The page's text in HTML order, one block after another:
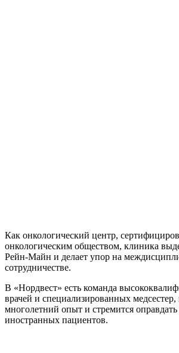
Как онкологический центр,
онкологическим обществом, клиника
Рейн-Майн и делает упор на
сотрудничестве.
В «Нордвест» есть команда
врачей и специализированных медсестер,
многолетний опыт и стремится
иностранных пациентов.